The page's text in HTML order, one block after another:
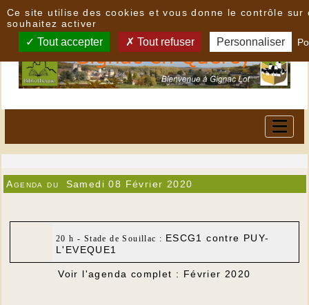
Agenda du Samedi 08 Février 2020
20 h - Stade de Souillac : ESCG1 contre PUY-
L'EVEQUE1
Voir l'agenda complet : Février 2020
Ce site utilise des cookies et vous donne le contrôle sur
souhaitez activer
Tout accepter Tout refuser Personnaliser